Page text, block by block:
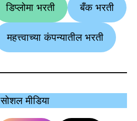
डिप्लोमा भरती बँक भरती
महत्त्वाच्या कंपन्यातील भरती
सोशल मीडिया